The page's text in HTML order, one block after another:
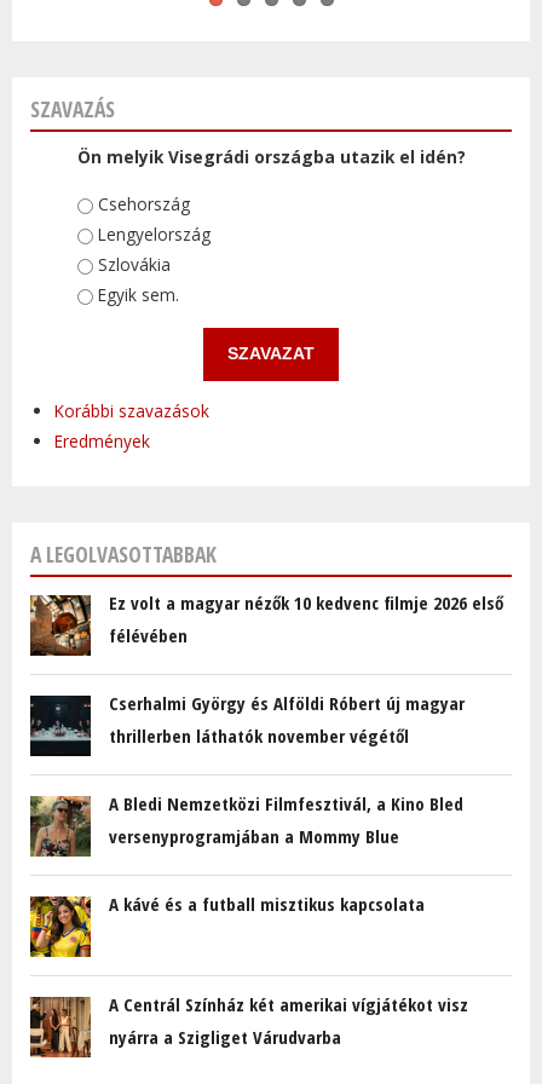
SZAVAZÁS
Ön melyik Visegrádi országba utazik el idén?
Választások
Csehország
Lengyelország
Szlovákia
Egyik sem.
Korábbi szavazások
Eredmények
A LEGOLVASOTTABBAK
Ez volt a magyar nézők 10 kedvenc filmje 2026 első
félévében
Cserhalmi György és Alföldi Róbert új magyar
thrillerben láthatók november végétől
A Bledi Nemzetközi Filmfesztivál, a Kino Bled
versenyprogramjában a Mommy Blue
A kávé és a futball misztikus kapcsolata
A Centrál Színház két amerikai vígjátékot visz
nyárra a Szigliget Várudvarba